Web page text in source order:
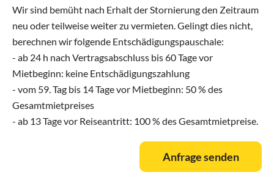
Wir sind bemüht nach Erhalt der Stornierung den Zeitraum
neu oder teilweise weiter zu vermieten. Gelingt dies nicht,
berechnen wir folgende Entschädigungspauschale:
- ab 24 h nach Vertragsabschluss bis 60 Tage vor
Mietbeginn: keine Entschädigungszahlung
- vom 59. Tag bis 14 Tage vor Mietbeginn: 50 % des
Gesamtmietpreises
- ab 13 Tage vor Reiseantritt: 100 % des Gesamtmietpreise.
Anfrage senden